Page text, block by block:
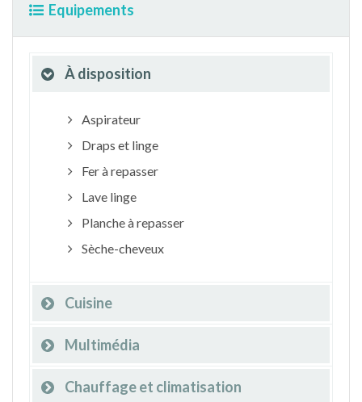
Equipements
À disposition
Aspirateur
Draps et linge
Fer à repasser
Lave linge
Planche à repasser
Sèche-cheveux
Cuisine
Multimédia
Chauffage et climatisation